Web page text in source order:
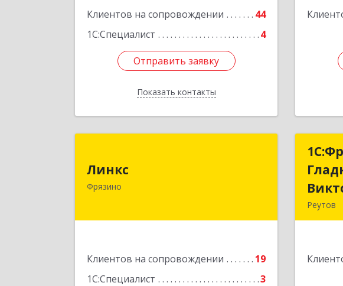
Клиентов на сопровождении
44
1С:Специалист
4
Отправить заявку
Показать контакты
Отправить заявку
Назад
Линкс
Фрязино
Клиентов на сопровождении
19
1С:Специалист
3
Заводской проезд, дом № 3, кв.133
Подробнее
Реутов